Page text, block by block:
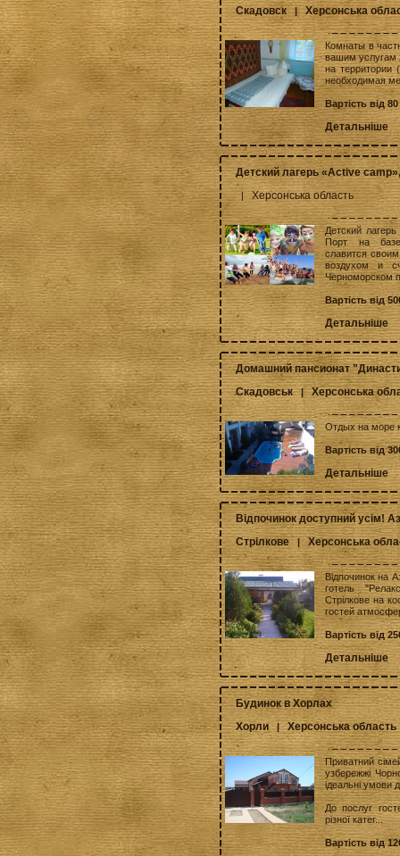
Скадовск |Херсонська
Комнаты в
вашим услугам
на территории
необходимая
Вартість від
Детальніше
Детский лагерь «Active
| Херсонська область
Детский
Порт на базе
славится
воздухом и
Черноморском
Вартість від
Детальніше
Домашний пансионат
Скадовськ |Херсонська
Отдых на море
Вартість від
Детальніше
Відпочинок доступний усім!
Стрілкове | Херсонська
Відпочинок на
готель
Стрілкове на
гостей
Вартість від
Детальніше
Будинок в Хорлах
Хорли |Херсонська область
Приватний
узбережжі
ідеальні умови
До послуг
різної катег...
Вартість від